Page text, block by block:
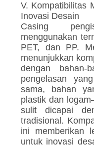
V. Kompatibilitas
Inovasi Desain
Casing
menggunakan
PET, dan PP.
menunjukkan
dengan bahan-
pengelasan
sama, bahan
plastik dan
sulit dicapai
tradisional.
ini memberikan
untuk inovasi